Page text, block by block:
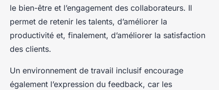
le bien-être et l’engagement des collaborateurs. Il
permet de retenir les talents, d’améliorer la
productivité et, finalement, d’améliorer la satisfaction
des clients.
Un environnement de travail inclusif encourage
également l’expression du feedback, car les